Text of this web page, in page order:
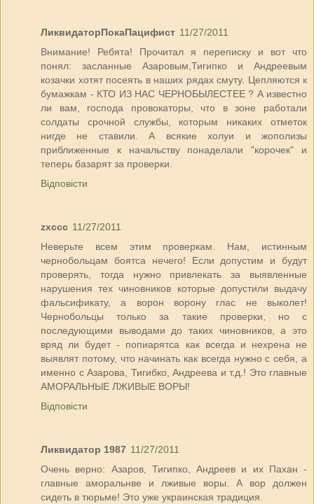
ЛиквидаторПокаПацифист 11/27/2011
Внимание! Ребята! Прочитал я переписку и вот что
понял: засланные Азаровым,Тигипко и Андреевым
козачки хотят посеять в наших рядах смуту. Цепляются к
бумажкам - КТО ИЗ НАС ЧЕРНОБЫЛЕСТЕЕ ? А известно
ли вам, господа провокаторы, что в зоне работали
солдаты срочной службы, которым никаких отметок
нигде не ставили. А всякие холуи и жополизы
приближенные к начальству понаделали "корочек" и
теперь базарят за проверки.
Відповісти
zxccc 11/27/2011
Неверьте всем этим проверкам. Нам, истинным
чернобольцам боятса нечего! Если допустим и будут
проверять, тогда нужно привлекать за выявленные
нарушения тех чиновников которые допустили выдачу
фальсификату, а ворон ворону глас не выколет!
Чернобольцы только за такие проверки, но с
последующими выводами до таких чиновников, а это
вряд ли будет - попиарятса как всегда и нехрена не
выявлят потому, что начинать как всегда нужно с себя, а
именно с Азарова, Тигибко, Андреева и т.д.! Это главные
АМОРАЛЬНЫЕ ЛЖИВЫЕ ВОРЫ!
Відповісти
Ликвидатор 1987 11/27/2011
Очень верно: Азаров, Тигипко, Андреев и их Пахан -
главные аморальнве и лживые воры. А вор должен
сидеть в тюрьме! Это уже украинская традиция.